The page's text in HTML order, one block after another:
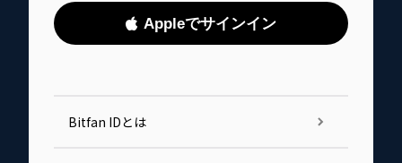
Appleでサインイン
Bitfan IDとは